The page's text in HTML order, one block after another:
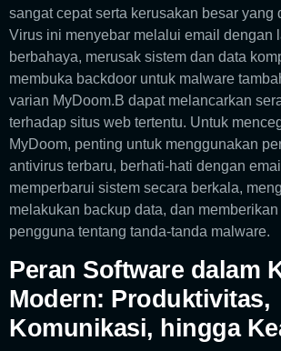
sangat cepat serta kerusakan besar yang
Virus ini menyebar melalui email dengan
berbahaya, merusak sistem dan data
membuka backdoor untuk malware
varian MyDoom.B dapat melancarkan
terhadap situs web tertentu. Untuk
MyDoom, penting untuk menggunakan
antivirus terbaru, berhati-hati dengan
memperbarui sistem secara berkala,
melakukan backup data, dan
pengguna tentang tanda-tanda malware.
Peran Software dalam
Modern: Produktivitas,
Komunikasi, hingga